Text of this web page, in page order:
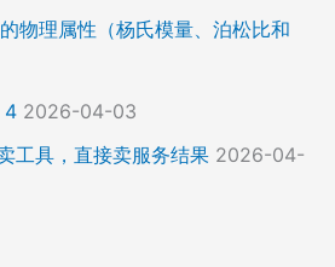
物理属性（杨氏模量、泊松比和
4 2026-04-03
工具，直接卖服务结果 2026-04-